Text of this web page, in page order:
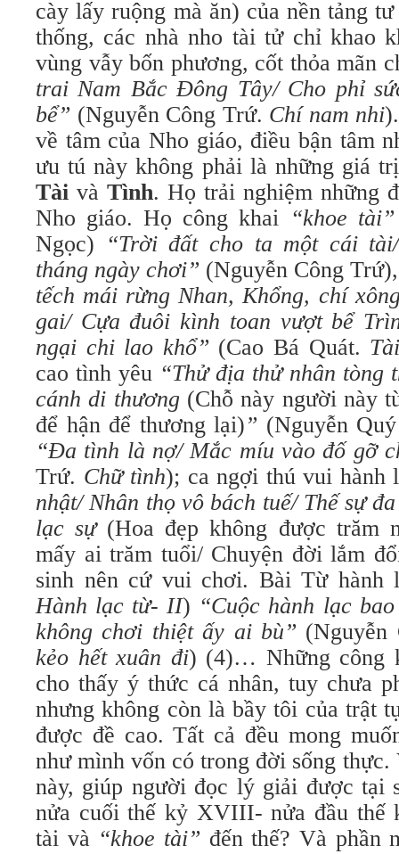
cày lấy ruộng mà ăn) của nền tảng
thống, các nhà nho tài tử chỉ khao
vùng vẫy bốn phương, cốt thỏa mãn
trai Nam Bắc Đông Tây/ Cho phỉ
bể” (Nguyễn Công Trứ. Chí nam nhi
về tâm của Nho giáo, điều bận tâm
ưu tú này không phải là những giá
Tài và Tình. Họ trải nghiệm những
Nho giáo. Họ công khai “khoe tài”
Ngọc) “Trời đất cho ta một cái
tháng ngày chơi” (Nguyễn Công
tếch mái rừng Nhan, Khổng, chí
gai/ Cựa đuôi kình toan vượt bể
ngại chi lao khổ” (Cao Bá Quát.
cao tình yêu “Thử địa thử nhân tòng
cánh di thương (Chỗ này người này
để hận để thương lại)” (Nguyễn
“Đa tình là nợ/ Mắc míu vào đố gỡ
Trứ. Chữ tình); ca ngợi thú vui hành
nhật/ Nhân thọ vô bách tuế/ Thế sự
lạc sự (Hoa đẹp không được trăm
mấy ai trăm tuổi/ Chuyện đời lắm
sinh nên cứ vui chơi. Bài Từ hành
Hành lạc từ- II) “Cuộc hành lạc
không chơi thiệt ấy ai bù”
kẻo hết xuân đi) (4)… Những công
cho thấy ý thức cá nhân, tuy chưa
nhưng không còn là bầy tôi của trật
được đề cao. Tất cả đều mong
như mình vốn có trong đời sống
này, giúp người đọc lý giải được tại
nửa cuối thế kỷ XVIII- nửa đầu
tài và “khoe tài” đến thế? Và phần